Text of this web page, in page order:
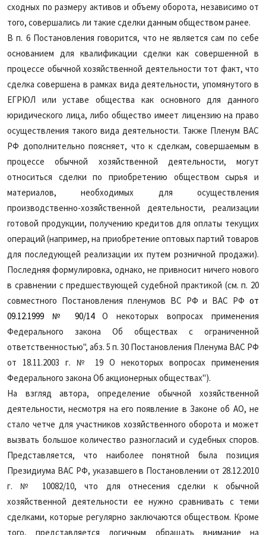
сходных по размеру активов и объему оборота, независимо от
того, совершались ли такие сделки данным обществом ранее.
В п. 6 Постановления говорится, что не является сам по себе
основанием для квалификации сделки как совершенной в
процессе обычной хозяйственной деятельности тот факт, что
сделка совершена в рамках вида деятельности, упомянутого в
ЕГРЮЛ или уставе общества как основного для данного
юридического лица, либо общество имеет лицензию на право
осуществления такого вида деятельности. Также Пленум ВАС
РФ дополнительно поясняет, что к сделкам, совершаемым в
процессе обычной хозяйственной деятельности, могут
относиться сделки по приобретению обществом сырья и
материалов, необходимых для осуществления
производственно-хозяйственной деятельности, реализации
готовой продукции, получению кредитов для оплаты текущих
операций (например, на приобретение оптовых партий товаров
для последующей реализации их путем розничной продажи).
Последняя формулировка, однако, не привносит ничего нового
в сравнении с предшествующей судебной практикой (см. п. 20
совместного Постановления пленумов ВС РФ и ВАС РФ от
09.12.1999 № 90/14О некоторых вопросах применения
Федерального закона Об обществах с ограниченной
ответственностью", абз. 5 п. 30 Постановления Пленума ВАС РФ
от 18.11.2003 г. № 19 О некоторых вопросах применения
Федерального закона Об акционерных обществах").
На взгляд автора, определение обычной хозяйственной
деятельности, несмотря на его появление в Законе об АО, не
стало четче для участников хозяйственного оборота и может
вызвать большое количество разногласий и судебных споров.
Представляется, что наиболее понятной была позиция
Президиума ВАС РФ, указавшего в Постановлении от 28.12.2010
г. № 10082/10, что
для отнесения сделки к обычной
хозяйственной деятельности ее нужно сравнивать с теми
сделками, которые регулярно заключаются обществом. Кроме
того, представляется логичным обращать внимание на